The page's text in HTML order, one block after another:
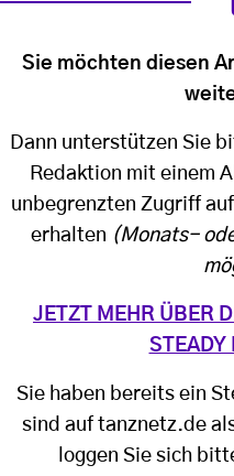
Sie möchten diesen
Dann unterstützen Sie
Redaktion mit einem
unbegrenzten Zugriff
erhalten (Monats-
JETZT MEHR ÜBER
STEADY
Sie haben bereits ein
sind auf tanznetz.de
loggen Sie sich